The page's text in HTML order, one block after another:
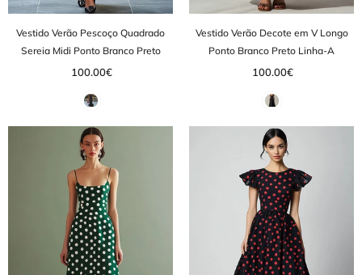
Vestido Verão Pescoço Quadrado
Sereia Midi Ponto Branco Preto
100.00€
Vestido Verão Decote em V Longo
Ponto Branco Preto Linha-A
100.00€